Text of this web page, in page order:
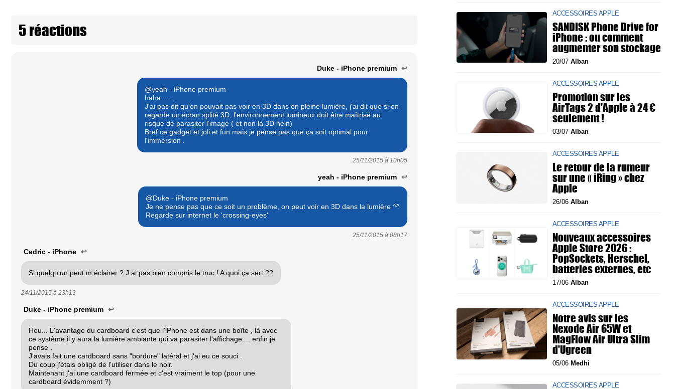
5 réactions
Duke - iPhone premium ↩
@yeah - iPhone premium
haha.....
J'ai pas dit qu'on pouvait pas voir en 3D dans en pleine lumière, j'ai dit que si on
regarde un écran splité 3D, l'environnement lumineux doit être maîtrisé au
risque de parasiter l'image ( et non la 3D hein)
Bref ce gadget et joli et fun mais je pense pas que ça soit optimal pour
l'immersion .
25/11/2015 à 10h05
yeah - iPhone premium ↩
@Duke - iPhone premium
Je ne pense pas que ce soit un problème, on peut voir en 3D dans la lumière ^^
Regarde sur internet le 'crossing-eyes'
25/11/2015 à 08h17
Cedric - iPhone ↩
Si quelqu'un peut m éclairer ? J ai pas bien compris le truc ! A quoi ça sert ??
24/11/2015 à 23h13
Duke - iPhone premium ↩
Heu... L'avantage du cardboard c'est que l'iPhone est dans une boîte , là avec
ce système il y aura la lumière ambiante qui va parasiter l'affichage.... enfin je
pense .
J'avais fait une cardboard sans "bordure" latéral et j'ai eu ce souci .
Du coup j'étais obligé de l'utiliser dans le noir.
Maintenant j'ai une cardboard fermée et c'est vraiment le top (pour une
cardboard évidemment ?)
ACCESSOIRES APPLE
SANDISK Phone Drive for
iPhone : ou comment
augmenter son stockage
20/07 Alban
ACCESSOIRES APPLE
Promotion sur les
AirTags 2 d'Apple à 24 €
seulement !
03/07 Alban
ACCESSOIRES APPLE
Le retour de la rumeur
sur une « iRing » chez
Apple
26/06 Alban
ACCESSOIRES APPLE
Nouveaux accessoires
Apple Store 2026 :
PopSockets, Herschel,
batteries externes, etc
17/06 Alban
ACCESSOIRES APPLE
Notre avis sur les
Nexode Air 65W et
MagFlow Air Ultra Slim
d'Ugreen
05/06 Medhi
ACCESSOIRES APPLE